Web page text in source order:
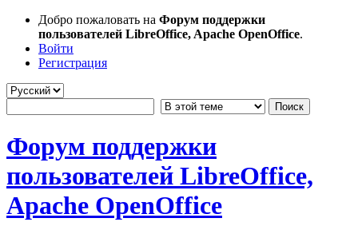
Добро пожаловать на Форум поддержки
пользователей LibreOffice, Apache OpenOffice.
Войти
Регистрация
Форум поддержки
пользователей LibreOffice,
Apache OpenOffice